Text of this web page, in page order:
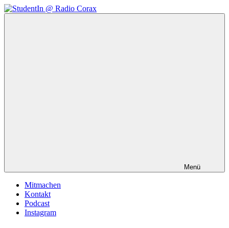
Zum
Inhalt
Menü
Mitmachen
Kontakt
Podcast
Instagram